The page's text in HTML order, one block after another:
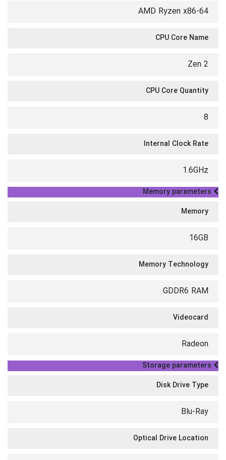
AMD Ryzen x86-64
CPU Core Name
Zen 2
CPU Core Quantity
8
Internal Clock Rate
1.6GHz
Memory
16GB
Memory Technology
GDDR6 RAM
Videocard
Radeon
Disk Drive Type
Blu-Ray
Optical Drive Location